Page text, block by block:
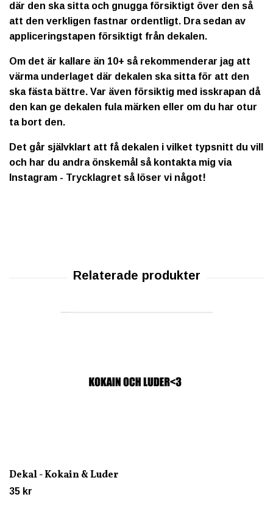
där den ska sitta och gnugga försiktigt över den så
att den verkligen fastnar ordentligt. Dra sedan av
appliceringstapen försiktigt från dekalen.
Om det är kallare än 10+ så rekommenderar jag att
värma underlaget där dekalen ska sitta för att den
ska fästa bättre. Var även försiktig med isskrapan då
den kan ge dekalen fula märken eller om du har otur
ta bort den.
Det går självklart att få dekalen i vilket typsnitt du vill
och har du andra önskemål så kontakta mig via
Instagram - Trycklagret så löser vi något!
Dekal - Kokain & Luder
35 kr